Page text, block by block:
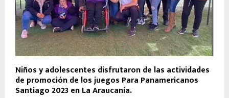
Niños y adolescentes disfrutaron de las actividades
de promoción de los juegos Para Panamericanos
Santiago 2023 en La Araucanía.